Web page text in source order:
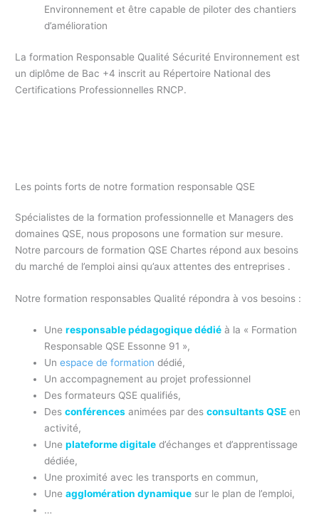
Environnement et être capable de piloter des chantiers
d’amélioration
La formation Responsable Qualité Sécurité Environnement est
un diplôme de Bac +4 inscrit au Répertoire National des
Certifications Professionnelles RNCP.
Les points forts de notre formation responsable QSE
Spécialistes de la formation professionnelle et Managers des
domaines QSE, nous proposons une formation sur mesure.
Notre parcours de formation QSE Chartes répond aux besoins
du marché de l’emploi ainsi qu’aux attentes des entreprises .
Notre formation responsables Qualité répondra à vos besoins :
Uneresponsable pédagogique dédié à la « Formation
Responsable QSE Essonne 91 »,
Unespace de formation dédié,
Un accompagnement au projet professionnel
Des formateurs QSE qualifiés,
Desconférences animées par desconsultants QSE en
activité,
Uneplateforme digitale d’échanges et d’apprentissage
dédiée,
Une proximité avec les transports en commun,
Uneagglomération dynamique sur le plan de l’emploi,
…